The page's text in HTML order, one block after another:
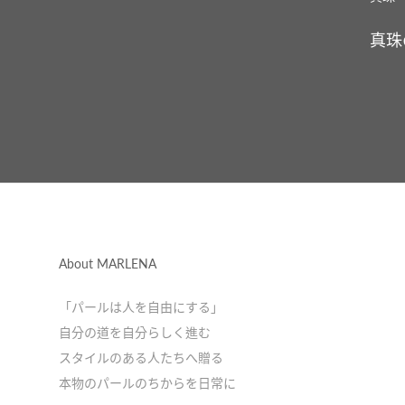
真
About MARLENA
「パールは人を自由にする」
自分の道を自分らしく進む
スタイルのある人たちへ贈る
本物のパールのちからを日常に